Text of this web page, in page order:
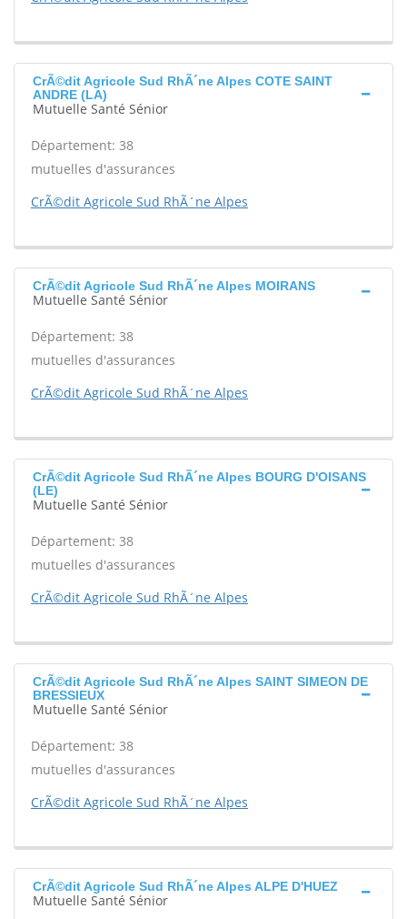
CrÃ©dit Agricole Sud RhÃ´ne Alpes COTE SAINT
ANDRE (LA)
Mutuelle Santé Sénior
Département: 38
mutuelles d'assurances
CrÃ©dit Agricole Sud RhÃ´ne Alpes
CrÃ©dit Agricole Sud RhÃ´ne Alpes MOIRANS
Mutuelle Santé Sénior
Département: 38
mutuelles d'assurances
CrÃ©dit Agricole Sud RhÃ´ne Alpes
CrÃ©dit Agricole Sud RhÃ´ne Alpes BOURG D'OISANS
(LE)
Mutuelle Santé Sénior
Département: 38
mutuelles d'assurances
CrÃ©dit Agricole Sud RhÃ´ne Alpes
CrÃ©dit Agricole Sud RhÃ´ne Alpes SAINT SIMEON DE
BRESSIEUX
Mutuelle Santé Sénior
Département: 38
mutuelles d'assurances
CrÃ©dit Agricole Sud RhÃ´ne Alpes
CrÃ©dit Agricole Sud RhÃ´ne Alpes ALPE D'HUEZ
Mutuelle Santé Sénior